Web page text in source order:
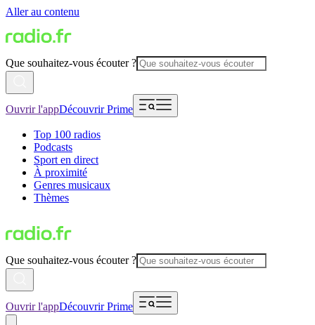
Aller au contenu
Que souhaitez-vous écouter ?
Ouvrir l'appDécouvrir Prime
Top 100 radios
Podcasts
Sport en direct
À proximité
Genres musicaux
Thèmes
Que souhaitez-vous écouter ?
Ouvrir l'appDécouvrir Prime